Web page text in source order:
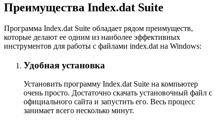
Преимущества Index.dat Suite
Программа Index.dat Suite обладает рядом преимуществ,
которые делают ее одним из наиболее эффективных
инструментов для работы с файлами index.dat на Windows:
Удобная установка
Установить программу Index.dat Suite на компьютер
очень просто. Достаточно скачать установочный файл с
официального сайта и запустить его. Весь процесс
занимает всего несколько минут.